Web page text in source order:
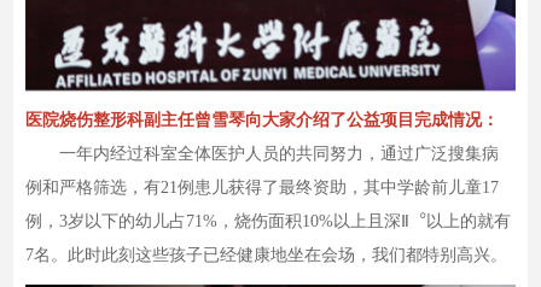
医院烧伤整形科副主任曾雪琴向大家介绍了公益项目完成情况：
一年内经过科室全体医护人员的共同努力，通过广泛搜集病
例和严格筛选，有21例患儿获得了最终资助，其中学龄前儿童17
例，3岁以下的幼儿占71%，烧伤面积10%以上且深Ⅱ︒以上的就有
7名。此时此刻这些孩子已经健康地坐在会场，我们都特别高兴。